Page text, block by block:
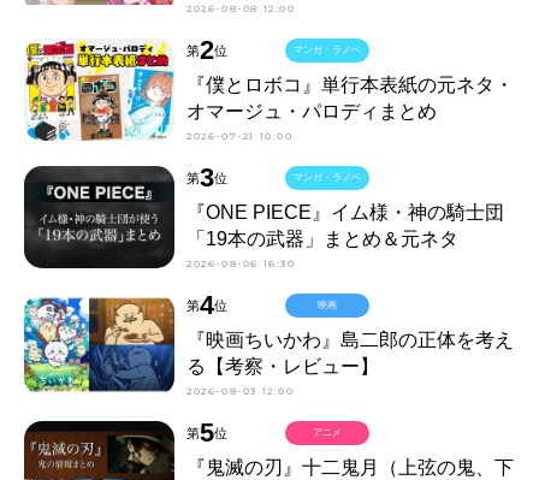
2026-08-08 12:00
第2位
『僕とロボコ』単行本表紙の元ネタ・
オマージュ・パロディまとめ
2026-07-21 10:00
マンガ・ラノベ
第3位
『ONE PIECE』イム様・神の騎士団
「19本の武器」まとめ＆元ネタ
2026-08-06 16:30
マンガ・ラノベ
第4位
『映画ちいかわ』島二郎の正体を考え
る【考察・レビュー】
2026-08-03 12:00
映画
第5位
『鬼滅の刃』十二鬼月（上弦の鬼、下
アニメ